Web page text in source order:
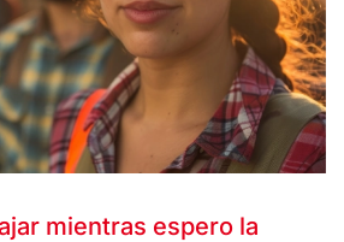
mientras espero la